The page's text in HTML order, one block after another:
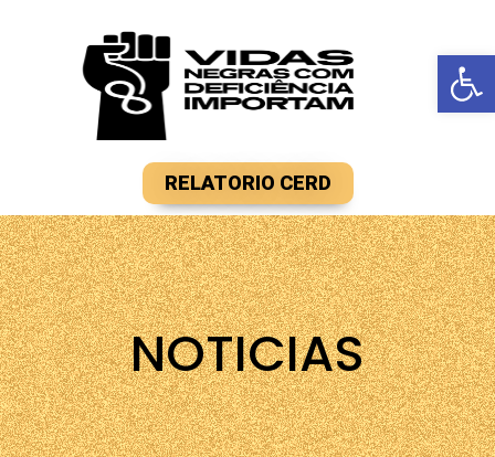
Barra de
RELATORIO CERD
NOTICIAS